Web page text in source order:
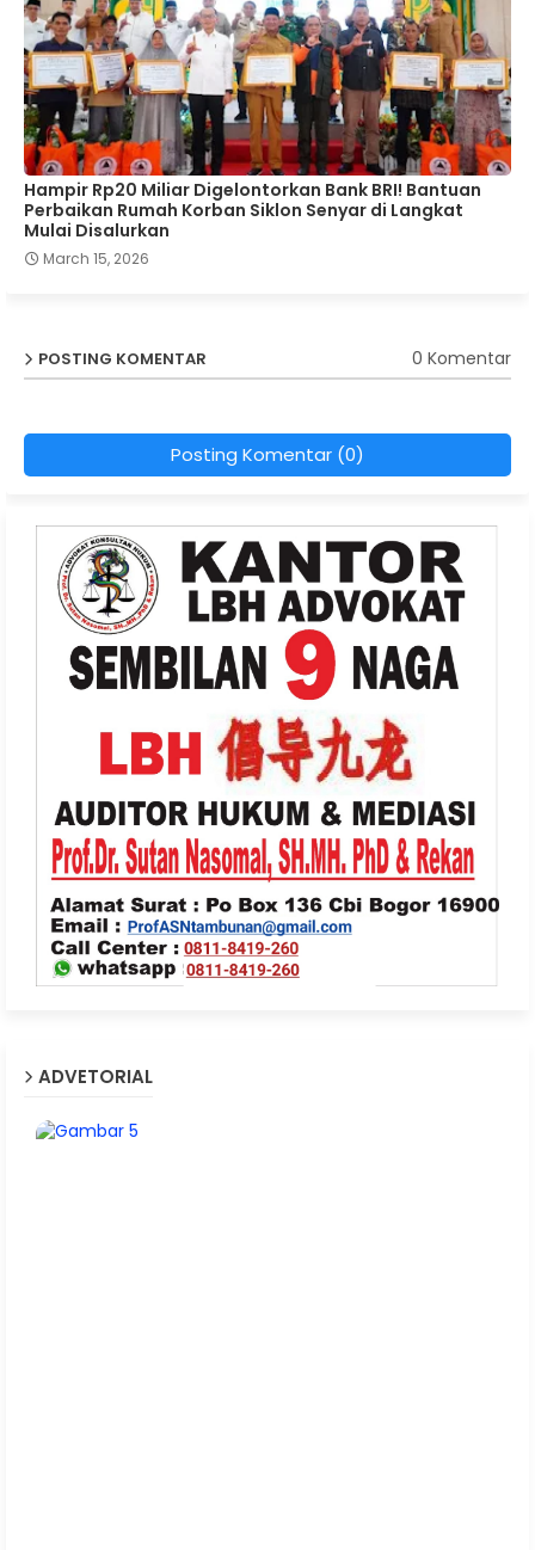
Hampir Rp20 Miliar Digelontorkan Bank BRI! Bantuan
Perbaikan Rumah Korban Siklon Senyar di Langkat
Mulai Disalurkan
March 15, 2026
POSTING KOMENTAR 0 Komentar
Posting Komentar (0)
ADVETORIAL